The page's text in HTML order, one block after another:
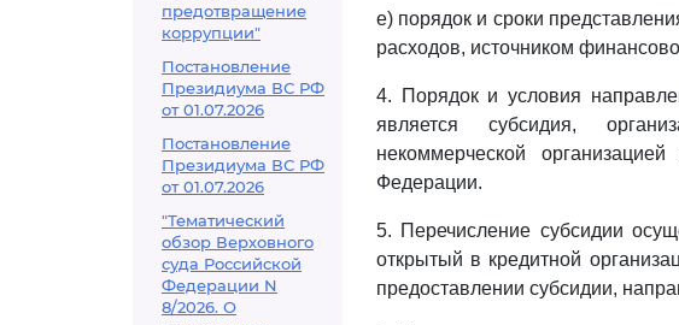
предотвращение
коррупции"
Постановление
Президиума ВС РФ
от 01.07.2026
Постановление
Президиума ВС РФ
от 01.07.2026
"Тематический
обзор Верховного
суда Российской
Федерации N
8/2026. О
е) порядок и сроки
расходов, источником
4. Порядок и условия
является субсидия,
некоммерческой
Федерации.
5. Перечисление субсидии
открытый в кредитной
предоставлении субсидии,